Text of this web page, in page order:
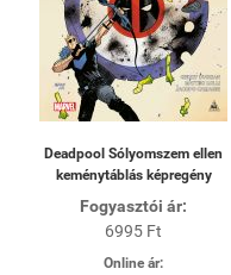
Deadpool Sólyomszem ellen
keménytáblás képregény
Fogyasztói ár:
6995 Ft
Online ár: